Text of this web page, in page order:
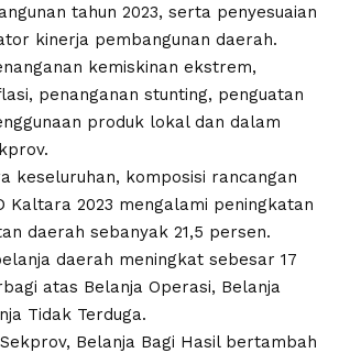
tahun 2023, serta penyesuaian
kinerja pembangunan daerah.
kemiskinan ekstrem,
penanganan stunting, penguatan
produk lokal dan dalam
keseluruhan, komposisi rancangan
Kaltara 2023 mengalami peningkatan
daerah sebanyak 21,5 persen.
daerah meningkat sebesar 17
atas Belanja Operasi, Belanja
Tidak Terduga.
Belanja Bagi Hasil bertambah